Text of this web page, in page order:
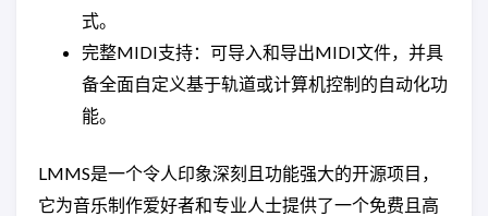
式。
完整MIDI支持：可导入和导出MIDI文件，并具
备全面自定义基于轨道或计算机控制的自动化功
能。
LMMS是一个令人印象深刻且功能强大的开源项目，
它为音乐制作爱好者和专业人士提供了一个免费且高